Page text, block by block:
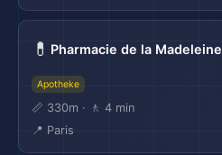
💊 Pharmacie de la Madeleine
Apotheke
📏 330m · 🚶 4 min
📍 Paris